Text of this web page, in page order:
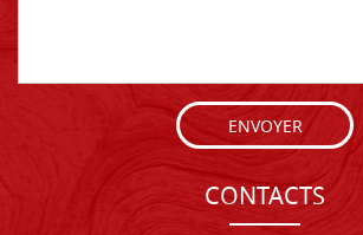
ENVOYER
CONTACTS